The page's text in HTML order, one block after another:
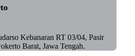
Kebanaran RT 03/04, Pasir
Barat, Jawa Tengah.